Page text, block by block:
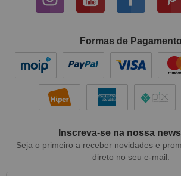
Formas de Pagamento
Inscreva-se na nossa
Seja o primeiro a receber novidades e
direto no seu e-mail.